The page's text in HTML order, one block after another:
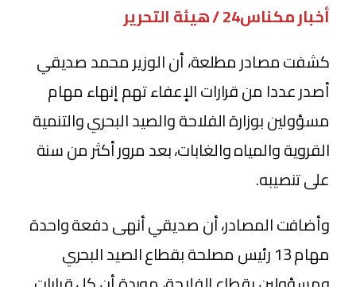
أخبار مكناس24 / هيئة التحرير
كشفت مصادر مطلعة، أن الوزير محمد صديقي
أصدر عددا من قرارات الإعفاء تهم إنهاء مهام
مسؤولين بوزارة الفلاحة والصيد البحري والتنمية
القروية والمياه والغابات، بعد مرور أكثر من سنة
على تنصيبه.
وأضافت المصادر، أن صديقي أنهى دفعة واحدة
مهام 13 رئيس مصلحة بقطاع الصيد البحري